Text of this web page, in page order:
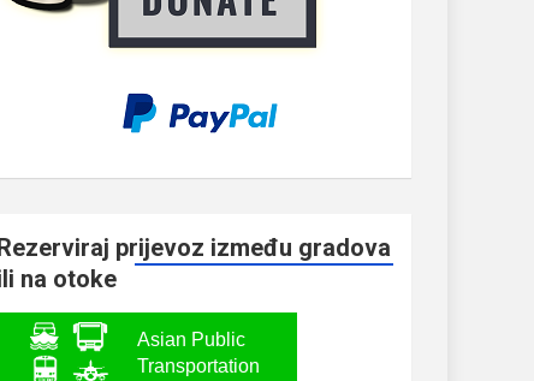
prijevoz između gradova
na otoke
Asian Public
Transportation